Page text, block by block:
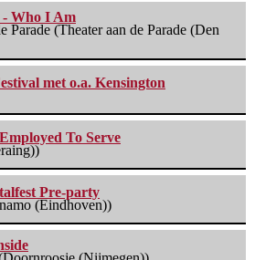
- Who I Am
Parade (Theater aan de Parade (Den
met o.a. Kensington
To Serve
Pre-party
(Eindhoven))